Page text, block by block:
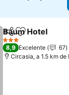
PartilharAdicionar
Baum Hotel
3 Estrelas
8,9 Excelente
67
Circasia, a 1.5 km de